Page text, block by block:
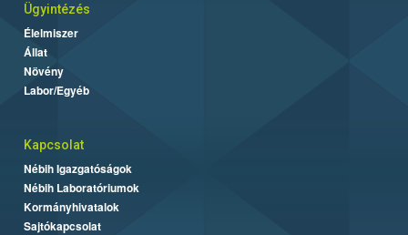
Ügyintézés
Élelmiszer
Állat
Növény
Labor/Egyéb
Kapcsolat
Nébih Igazgatóságok
Nébih Laboratóriumok
Kormányhivatalok
Sajtókapcsolat